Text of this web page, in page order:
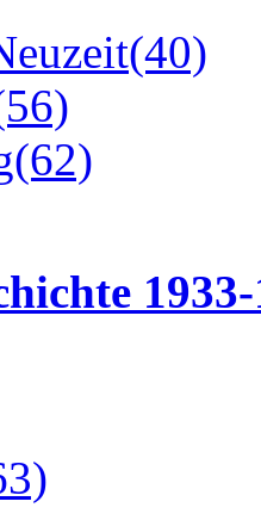
(40)
(62)
1933-